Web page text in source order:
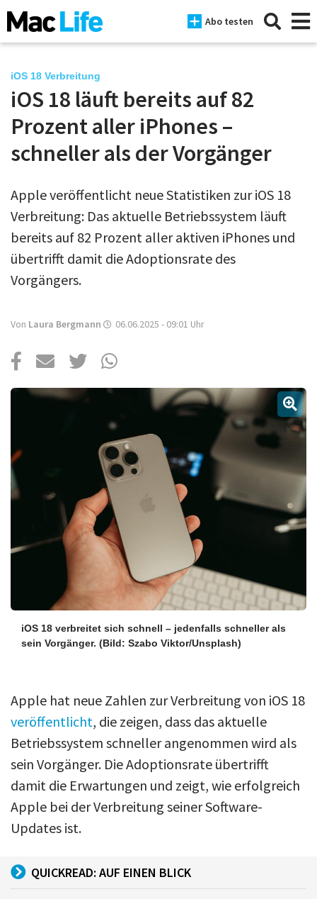
Abo testen
News
iPhone
iPad
Tests
Tipps
Magazine
Über uns
Podcast
Anmelden
iOS 18 Verbreitung
iOS 18 läuft bereits auf 82
Prozent aller iPhones –
schneller als der Vorgänger
Apple veröffentlicht neue Statistiken zur iOS 18
Verbreitung: Das aktuelle Betriebssystem läuft
bereits auf 82 Prozent aller aktiven iPhones und
übertrifft damit die Adoptionsrate des
Vorgängers.
Von Laura Bergmann 06.06.2025 - 09:01 Uhr
iOS 18 verbreitet sich schnell – jedenfalls schneller als
sein Vorgänger. (Bild: Szabo Viktor/Unsplash)
Apple hat neue Zahlen zur Verbreitung von iOS 18
veröffentlicht, die zeigen, dass das aktuelle
Betriebssystem schneller angenommen wird als
sein Vorgänger. Die Adoptionsrate übertrifft
damit die Erwartungen und zeigt, wie erfolgreich
Apple bei der Verbreitung seiner Software-
Updates ist.
QUICKREAD: AUF EINEN BLICK